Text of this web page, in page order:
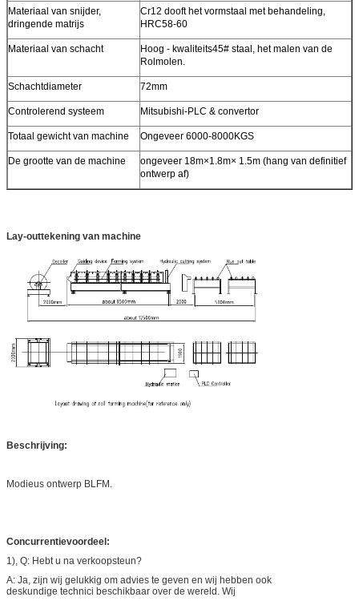
Materiaal van snijder,
dringende matrijs
Cr12 dooft het vormstaal met behandeling,
HRC58-60
Materiaal van schacht
Hoog - kwaliteits45# staal, het malen van de
Rolmolen.
Schachtdiameter 72mm
Controlerend systeem Mitsubishi-PLC & convertor
Totaal gewicht van machine Ongeveer 6000-8000KGS
De grootte van de machine
ongeveer 18m×1.8m× 1.5m (hang van definitief
ontwerp af)
Lay-outtekening van machine
Beschrijving:
Modieus ontwerp BLFM.
Concurrentievoordeel:
1), Q: Hebt u na verkoopsteun?
A: Ja, zijn wij gelukkig om advies te geven en wij hebben ook
deskundige technici beschikbaar over de wereld. Wij